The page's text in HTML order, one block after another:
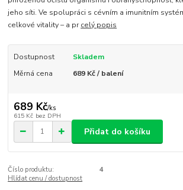
jeho síti. Ve spolupráci s cévním a imunitním
celkové vitality – a prcelý popis
Dostupnost
Skladem
Měrná cena
689 Kč / balení
689 Kč/ks
615 Kč bez DPH
Přidat do košíku
Číslo produktu:
4
Hlídat cenu / dostupnost